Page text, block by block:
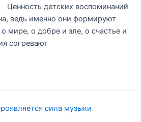
детских воспоминаний
ведь именно они формируют
мире, о добре и зле, о счастье и
согревают